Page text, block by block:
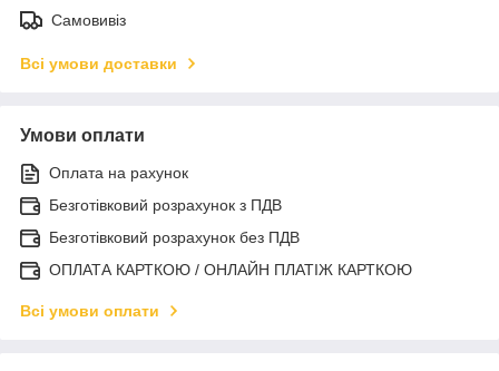
Самовивіз
Всі умови доставки
Умови оплати
Оплата на рахунок
Безготівковий розрахунок з ПДВ
Безготівковий розрахунок без ПДВ
ОПЛАТА КАРТКОЮ / ОНЛАЙН ПЛАТІЖ КАРТКОЮ
Всі умови оплати